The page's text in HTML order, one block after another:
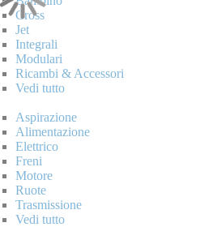
Cross
Jet
Integrali
Modulari
Ricambi & Accessori
Vedi tutto
Aspirazione
Alimentazione
Elettrico
Freni
Motore
Ruote
Trasmissione
Vedi tutto